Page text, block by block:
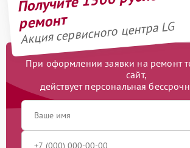
ремонт
Акция сервисного центра LG
При оформлении заявки на ремонт
сайт,
действует персональная